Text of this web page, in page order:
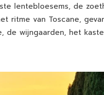
lentebloesems, de
ritme van Toscane,
de wijngaarden, het